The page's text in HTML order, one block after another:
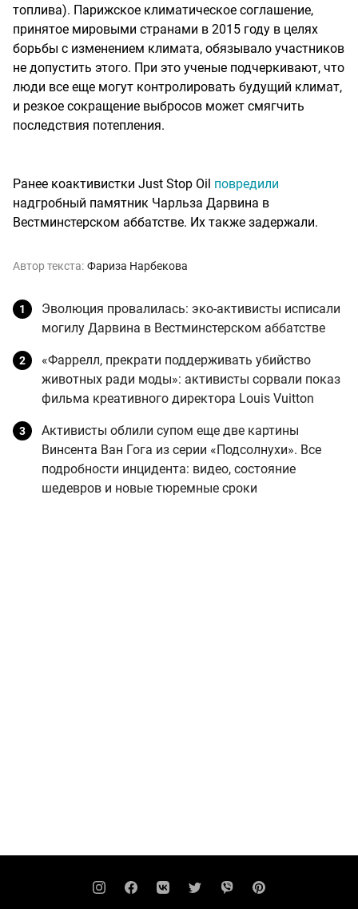
топлива). Парижское климатическое соглашение,
принятое мировыми странами в 2015 году в целях
борьбы с изменением климата, обязывало участников
не допустить этого. При это ученые подчеркивают, что
люди все еще могут контролировать будущий климат,
и резкое сокращение выбросов может смягчить
последствия потепления.
Ранее коактивистки Just Stop Oil повредили
надгробный памятник Чарльза Дарвина в
Вестминстерском аббатстве. Их также задержали.
Автор текста: Фариза Нарбекова
Эволюция провалилась: эко-активисты исписали
могилу Дарвина в Вестминстерском аббатстве
«Фаррелл, прекрати поддерживать убийство
животных ради моды»: активисты сорвали показ
фильма креативного директора Louis Vuitton
Активисты облили супом еще две картины
Винсента Ван Гога из серии «Подсолнухи». Все
подробности инцидента: видео, состояние
шедевров и новые тюремные сроки